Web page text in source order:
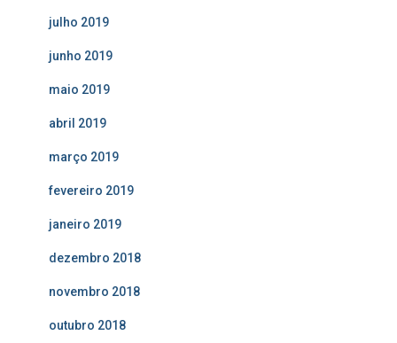
julho 2019
junho 2019
maio 2019
abril 2019
março 2019
fevereiro 2019
janeiro 2019
dezembro 2018
novembro 2018
outubro 2018